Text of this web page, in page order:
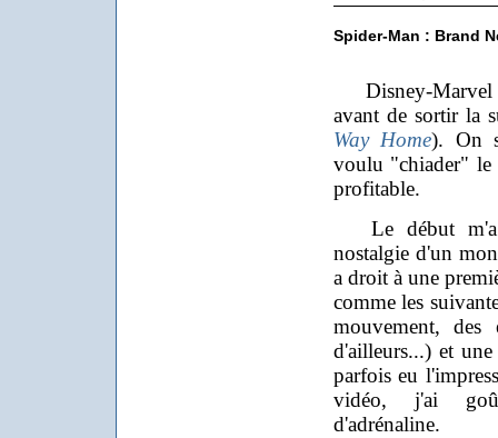
Spider-Man : Brand
Disney-Marvel
avant de sortir la
Way Home). On
voulu "chiader" le
profitable.
Le début m'a
nostalgie d'un
a droit à une
comme les
mouvement,
d'ailleurs...) et
parfois eu
vidéo, j'ai
d'adrénaline.